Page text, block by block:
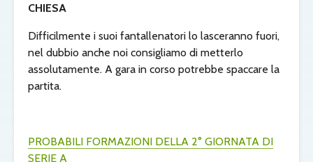
CHIESA
Difficilmente i suoi fantallenatori lo lasceranno fuori,
nel dubbio anche noi consigliamo di metterlo
assolutamente. A gara in corso potrebbe spaccare la
partita.
PROBABILI FORMAZIONI DELLA 2° GIORNATA DI
SERIE A